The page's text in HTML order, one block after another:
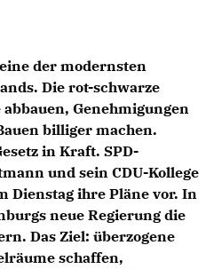
der modernsten
Die rot-schwarze
Genehmigungen
billiger machen.
in Kraft. SPD-
und sein CDU-Kollege
Dienstag ihre Pläne vor. In
neue Regierung die
Das Ziel: überzogene
schaffen,